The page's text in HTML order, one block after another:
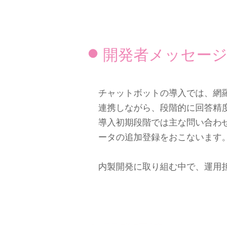
開発者メッセージ
チャットボットの導入では、網
連携しながら、段階的に回答精
導入初期段階では主な問い合わ
ータの追加登録をおこないます
内製開発に取り組む中で、運用